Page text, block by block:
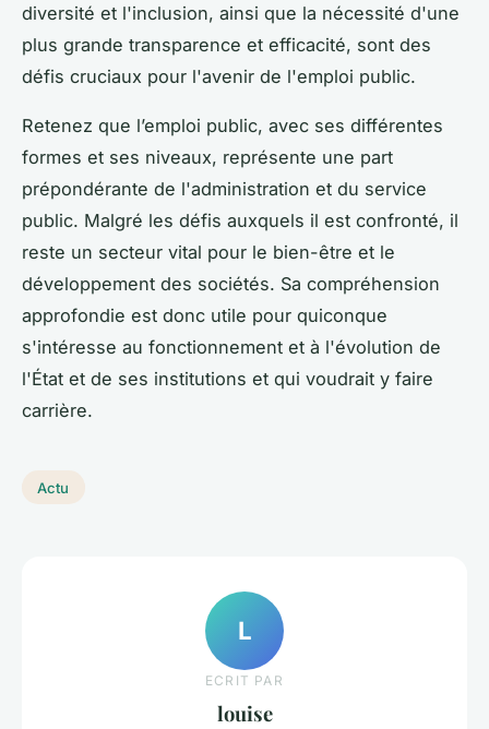
diversité et l'inclusion, ainsi que la nécessité d'une
plus grande transparence et efficacité, sont des
défis cruciaux pour l'avenir de l'emploi public.
Retenez que l’emploi public, avec ses différentes
formes et ses niveaux, représente une part
prépondérante de l'administration et du service
public. Malgré les défis auxquels il est confronté, il
reste un secteur vital pour le bien-être et le
développement des sociétés. Sa compréhension
approfondie est donc utile pour quiconque
s'intéresse au fonctionnement et à l'évolution de
l'État et de ses institutions et qui voudrait y faire
carrière.
Actu
L
ECRIT PAR
louise